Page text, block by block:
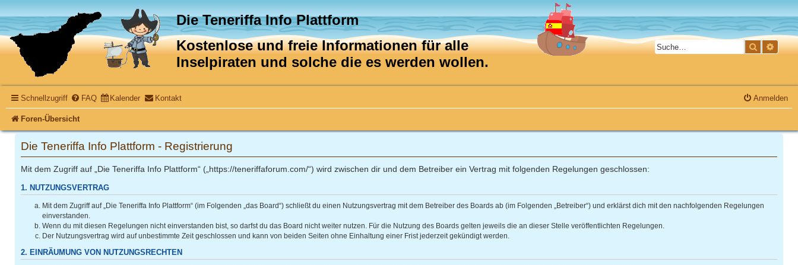
Die Teneriffa Info Plattform
Kostenlose und freie Informationen für alle
Inselpiraten und solche die es werden wollen.
Suche
Schnellzugriff FAQ Kalender Kontakt Anmelden
Foren-Übersicht
Die Teneriffa Info Plattform - Registrierung
Mit dem Zugriff auf „Die Teneriffa Info Plattform“ („https://teneriffaforum.com/“) wird zwischen dir und dem Betreiber ein Vertrag mit folgenden Regelungen geschlossen:
1. NUTZUNGSVERTRAG
Mit dem Zugriff auf „Die Teneriffa Info Plattform“ (im Folgenden „das Board“) schließt du einen Nutzungsvertrag mit dem Betreiber des Boards ab (im Folgenden „Betreiber“) und erklärst dich mit den nachfolgenden Regelungen
einverstanden.
Wenn du mit diesen Regelungen nicht einverstanden bist, so darfst du das Board nicht weiter nutzen. Für die Nutzung des Boards gelten jeweils die an dieser Stelle veröffentlichten Regelungen.
Der Nutzungsvertrag wird auf unbestimmte Zeit geschlossen und kann von beiden Seiten ohne Einhaltung einer Frist jederzeit gekündigt werden.
2. EINRÄUMUNG VON NUTZUNGSRECHTEN